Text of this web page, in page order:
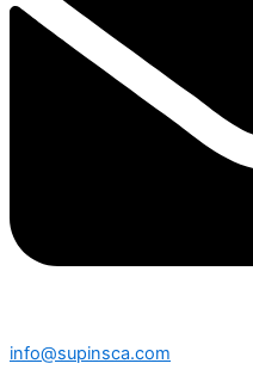
info@supinsca.com